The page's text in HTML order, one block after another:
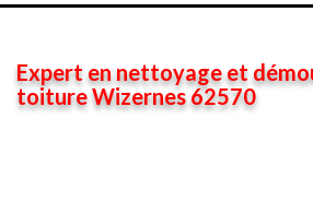
Expert en nettoyage et
toiture Wizernes 62570